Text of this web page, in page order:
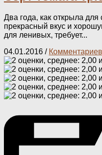
Два года, как открыла для
прекрасный вкус и
для ленивых, требует...
04.01.2016 /